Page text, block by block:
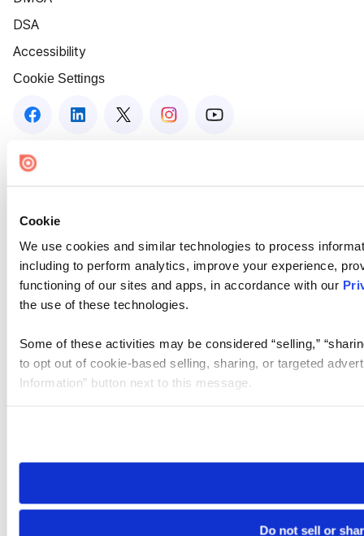
Cookie
We use cookies and similar technologies to process
including to perform analytics, improve your experience,
functioning of our sites and apps, in accordance with our
the use of these technologies.
Some of these activities may be considered “selling,”
to opt out of cookie-based selling, sharing, or targeted
Information” button next to this message.
need to be set again.
Do not sell or
DSA
Accessibility
Cookie Settings